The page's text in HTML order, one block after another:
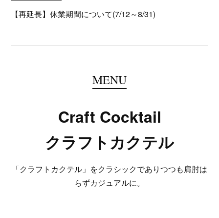
【再延長】休業期間について(7/12～8/31)
MENU
Craft Cocktail
クラフトカクテル
「クラフトカクテル」をクラシックでありつつも肩肘は
らずカジュアルに。